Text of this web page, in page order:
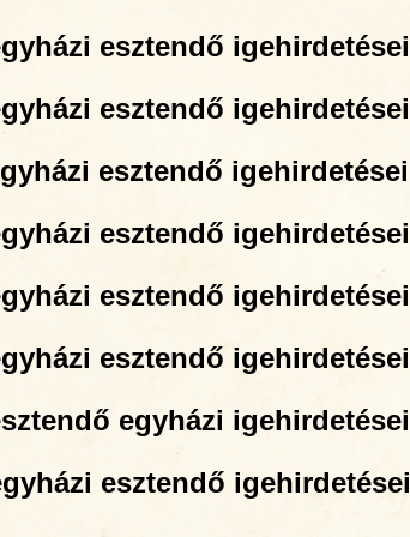
esztendő igehirdetései
esztendő igehirdetései
esztendő igehirdetései
esztendő igehirdetései
esztendő igehirdetései
esztendő igehirdetései
egyházi igehirdetései
esztendő igehirdetései